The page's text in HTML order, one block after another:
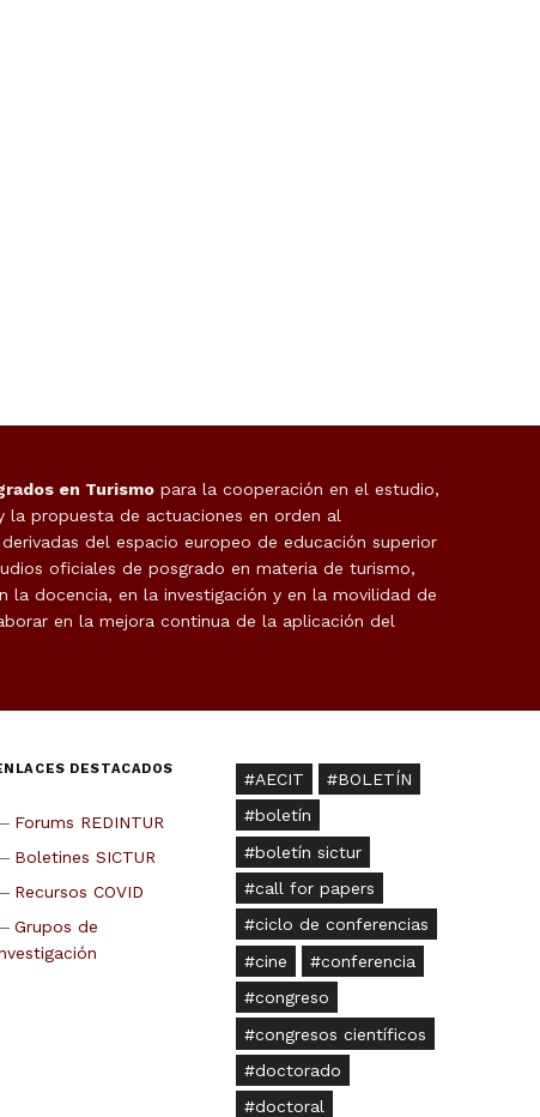
en Turismo para la cooperación en el estudio,
la propuesta de actuaciones en orden al
del espacio europeo de educación superior
oficiales de posgrado en materia de turismo,
la docencia, en la investigación y en la movilidad de
en la mejora continua de la aplicación del
DESTACADOS
Forums REDINTUR
Boletines SICTUR
Recursos COVID
Grupos de
AECIT
BOLETÍN
boletín
boletín sictur
call for papers
ciclo de conferencias
cine
conferencia
congreso
congresos científicos
doctorado
doctoral